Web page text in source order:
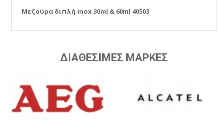
Μεζούρα διπλή inox 30ml & 60ml 40503
ΔΙΑΘΕΣΙΜΕΣ ΜΑΡΚΕΣ